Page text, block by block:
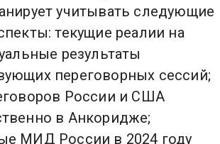
учитывать следующие
текущие реалии на
результаты
переговорных сессий;
России и США
в Анкоридже;
МИД России в 2024 году